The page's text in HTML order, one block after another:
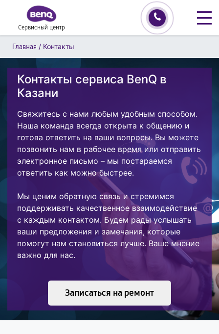
Сервисный центр
Главная / Контакты
Контакты сервиса BenQ в
Казани
Свяжитесь с нами любым удобным способом.
Наша команда всегда открыта к общению и
готова ответить на ваши вопросы. Вы можете
позвонить нам в рабочее время или отправить
электронное письмо – мы постараемся
ответить как можно быстрее.
Мы ценим обратную связь и стремимся
поддерживать качественное взаимодействие
с каждым контактом. Будем рады услышать
ваши предложения и замечания, которые
помогут нам становиться лучше. Ваше мнение
важно для нас.
Записаться на ремонт